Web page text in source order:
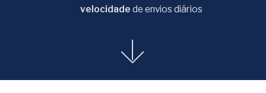
velocidade de envios diários